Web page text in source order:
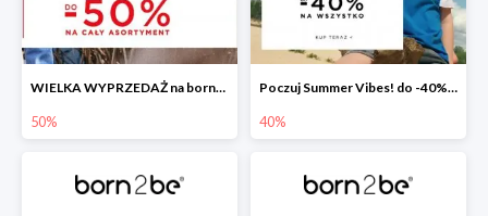
WIELKA WYPRZEDAŻ na born2be.pl ?
50%
Poczuj Summer Vibes! do -40% na wszystko!
40%